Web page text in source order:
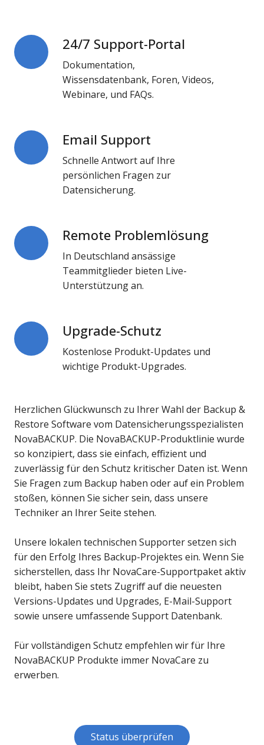
24/7 Support-Portal
Dokumentation,
Wissensdatenbank, Foren, Videos,
Webinare, und FAQs.
24/7
Support-
Portal
Email Support
Schnelle Antwort auf Ihre
persönlichen Fragen zur
Datensicherung.
Email
Support
Remote Problemlösung
In Deutschland ansässige
Teammitglieder bieten Live-
Unterstützung an.
Remote
Problemlösung
Upgrade-Schutz
Kostenlose Produkt-Updates und
wichtige Produkt-Upgrades.
Upgrade-
Schutz
Herzlichen Glückwunsch zu Ihrer Wahl der Backup &
Restore Software vom Datensicherungsspezialisten
NovaBACKUP. Die NovaBACKUP-Produktlinie wurde
so konzipiert, dass sie einfach, effizient und
zuverlässig für den Schutz kritischer Daten ist. Wenn
Sie Fragen zum Backup haben oder auf ein Problem
stoßen, können Sie sicher sein, dass unsere
Techniker an Ihrer Seite stehen.
Unsere lokalen technischen Supporter setzen sich
für den Erfolg Ihres Backup-Projektes ein. Wenn Sie
sicherstellen, dass Ihr NovaCare-Supportpaket aktiv
bleibt, haben Sie stets Zugriff auf die neuesten
Versions-Updates und Upgrades, E-Mail-Support
sowie unsere umfassende Support Datenbank.
Für vollständigen Schutz empfehlen wir für Ihre
NovaBACKUP Produkte immer NovaCare zu
erwerben.
Status überprüfen